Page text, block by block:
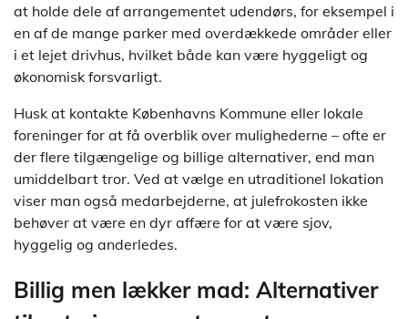
at holde dele af arrangementet udendørs, for eksempel i
en af de mange parker med overdækkede områder eller
i et lejet drivhus, hvilket både kan være hyggeligt og
økonomisk forsvarligt.
Husk at kontakte Københavns Kommune eller lokale
foreninger for at få overblik over mulighederne – ofte er
der flere tilgængelige og billige alternativer, end man
umiddelbart tror. Ved at vælge en utraditionel lokation
viser man også medarbejderne, at julefrokosten ikke
behøver at være en dyr affære for at være sjov,
hyggelig og anderledes.
Billig men lækker mad: Alternativer